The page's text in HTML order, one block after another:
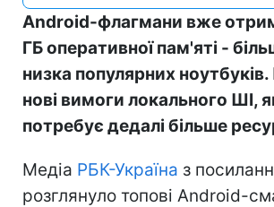
Android-флагмани вже
ГБ оперативної пам'яті -
низка популярних
нові вимоги локального ШІ,
потребує дедалі більше
Медіа РБК-Україна з
розглянуло топові Android-